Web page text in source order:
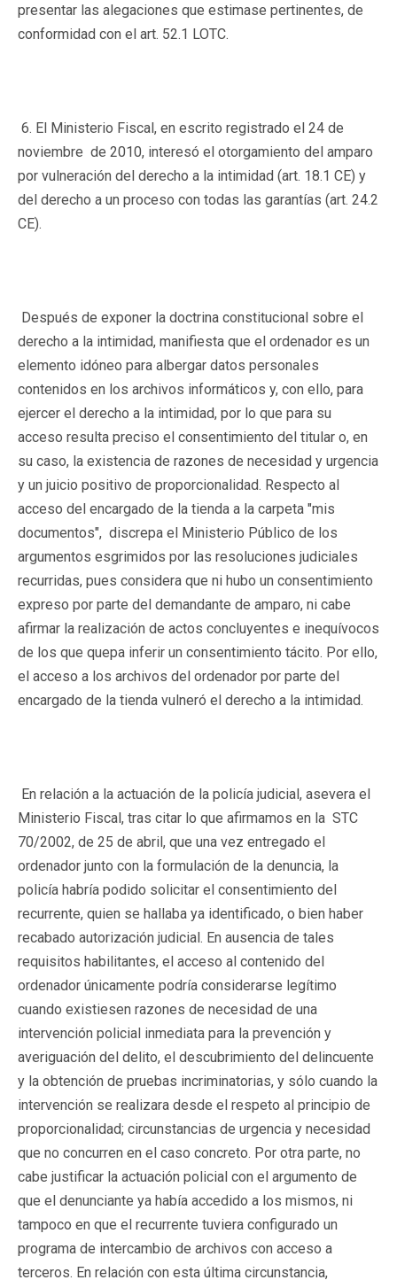
presentar las alegaciones que estimase pertinentes, de
conformidad con el art. 52.1 LOTC.
6. El Ministerio Fiscal, en escrito registrado el 24 de
noviembre de 2010, interesó el otorgamiento del amparo
por vulneración del derecho a la intimidad (art. 18.1 CE) y
del derecho a un proceso con todas las garantías (art. 24.2
CE).
Después de exponer la doctrina constitucional sobre el
derecho a la intimidad, manifiesta que el ordenador es un
elemento idóneo para albergar datos personales
contenidos en los archivos informáticos y, con ello, para
ejercer el derecho a la intimidad, por lo que para su
acceso resulta preciso el consentimiento del titular o, en
su caso, la existencia de razones de necesidad y urgencia
y un juicio positivo de proporcionalidad. Respecto al
acceso del encargado de la tienda a la carpeta "mis
documentos", discrepa el Ministerio Público de los
argumentos esgrimidos por las resoluciones judiciales
recurridas, pues considera que ni hubo un consentimiento
expreso por parte del demandante de amparo, ni cabe
afirmar la realización de actos concluyentes e inequívocos
de los que quepa inferir un consentimiento tácito. Por ello,
el acceso a los archivos del ordenador por parte del
encargado de la tienda vulneró el derecho a la intimidad.
En relación a la actuación de la policía judicial, asevera el
Ministerio Fiscal, tras citar lo que afirmamos en la STC
70/2002, de 25 de abril, que una vez entregado el
ordenador junto con la formulación de la denuncia, la
policía habría podido solicitar el consentimiento del
recurrente, quien se hallaba ya identificado, o bien haber
recabado autorización judicial. En ausencia de tales
requisitos habilitantes, el acceso al contenido del
ordenador únicamente podría considerarse legítimo
cuando existiesen razones de necesidad de una
intervención policial inmediata para la prevención y
averiguación del delito, el descubrimiento del delincuente
y la obtención de pruebas incriminatorias, y sólo cuando la
intervención se realizara desde el respeto al principio de
proporcionalidad; circunstancias de urgencia y necesidad
que no concurren en el caso concreto. Por otra parte, no
cabe justificar la actuación policial con el argumento de
que el denunciante ya había accedido a los mismos, ni
tampoco en que el recurrente tuviera configurado un
programa de intercambio de archivos con acceso a
terceros. En relación con esta última circunstancia,